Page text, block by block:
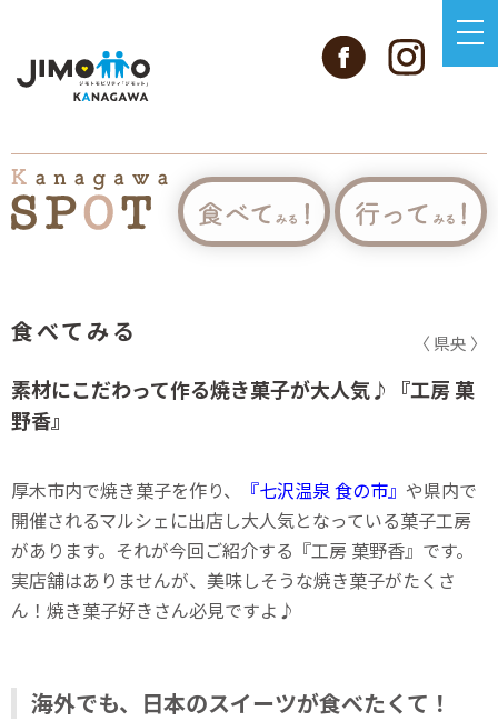
食べてみる 〈 県央 〉
素材にこだわって作る焼き菓子が大人気♪『工房 菓
野香』
厚木市内で焼き菓子を作り、 『七沢温泉 食の市』 や県内で
開催されるマルシェに出店し大人気となっている菓子工房
があります。それが今回ご紹介する『工房 菓野香』です。
実店舗はありませんが、美味しそうな焼き菓子がたくさ
ん！焼き菓子好きさん必見ですよ♪
海外でも、日本のスイーツが食べたくて！